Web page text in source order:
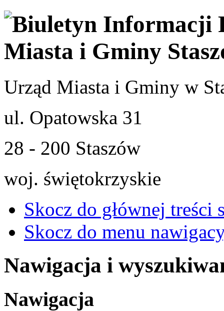
Urząd Miasta i Gminy w
ul. Opatowska 31
28 - 200 Staszów
woj. świętokrzyskie
Skocz do głównej treści
Skocz do menu
Nawigacja i
Nawigacja